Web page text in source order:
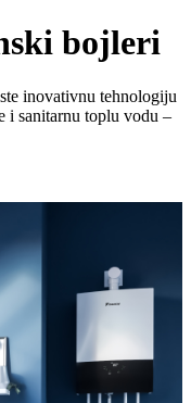
bojleri
inovativnu tehnologiju
i sanitarnu toplu vodu –